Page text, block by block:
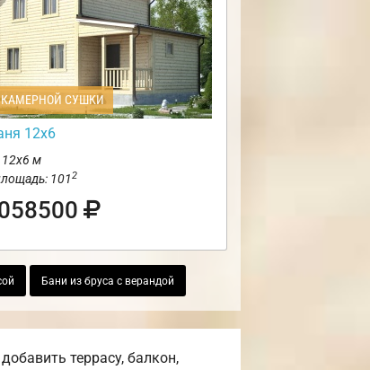
СУШКИ
12х6
м
1012
Бани из бруса с верандой
террасу, балкон,